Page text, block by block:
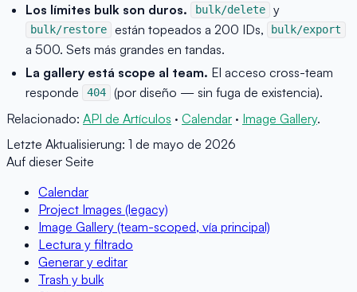
Los límites bulk son duros.
bulk/delete y
bulk/restore están topeados a 200 IDs, bulk/export
a 500. Sets más grandes en tandas.
La gallery está scope al team. El acceso cross-team
responde
404
(por diseño — sin fuga de existencia).
Relacionado: API de Artículos · Calendar · Image Gallery.
Letzte Aktualisierung: 1 de mayo de 2026
Auf dieser Seite
Calendar
Project Images (legacy)
Image Gallery (team-scoped, vía principal)
Lectura y filtrado
Generar y editar
Trash y bulk